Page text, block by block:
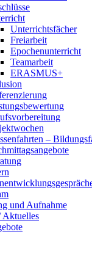
Unterrichtsfächer
Freiarbeit
Epochenunterricht
Teamarbeit
ERASMUS+
–
und Aufnahme
Aktuelles